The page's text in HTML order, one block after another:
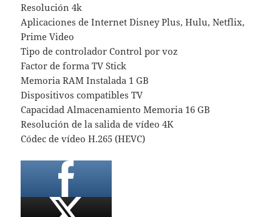
Resolución 4k
Aplicaciones de Internet Disney Plus, Hulu, Netflix,
Prime Video
Tipo de controlador Control por voz
Factor de forma TV Stick
Memoria RAM Instalada 1 GB
Dispositivos compatibles TV
Capacidad Almacenamiento Memoria 16 GB
Resolución de la salida de vídeo 4K
Códec de vídeo H.265 (HEVC)